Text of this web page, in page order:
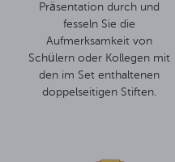
Präsentation durch und
fesseln Sie die
Aufmerksamkeit von
Schülern oder Kollegen mit
den im Set enthaltenen
doppelseitigen Stiften.